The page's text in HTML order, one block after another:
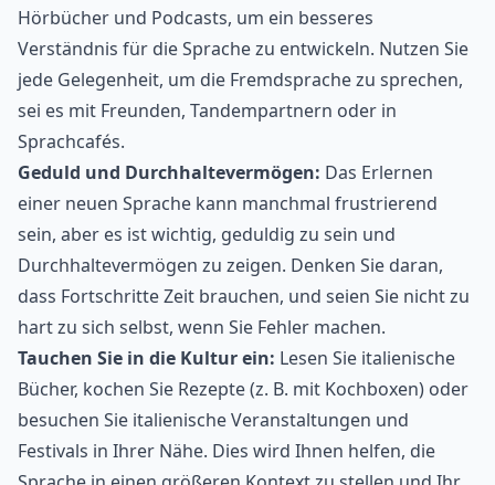
Hörbücher und Podcasts, um ein besseres
Verständnis für die Sprache zu entwickeln. Nutzen Sie
jede Gelegenheit, um die Fremdsprache zu sprechen,
sei es mit Freunden, Tandempartnern oder in
Sprachcafés.
Geduld und Durchhaltevermögen: Das Erlernen
einer neuen Sprache kann manchmal frustrierend
sein, aber es ist wichtig, geduldig zu sein und
Durchhaltevermögen zu zeigen. Denken Sie daran,
dass Fortschritte Zeit brauchen, und seien Sie nicht zu
hart zu sich selbst, wenn Sie Fehler machen.
Tauchen Sie in die Kultur ein: Lesen Sie italienische
Bücher, kochen Sie Rezepte (z. B. mit Kochboxen) oder
besuchen Sie italienische Veranstaltungen und
Festivals in Ihrer Nähe. Dies wird Ihnen helfen, die